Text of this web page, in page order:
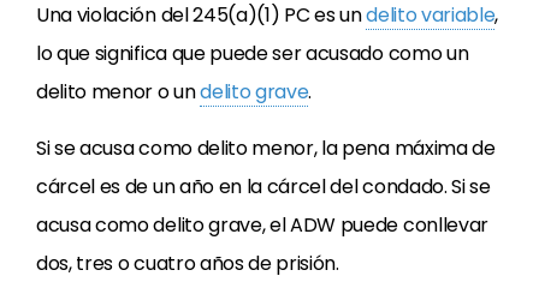
Una violación del 245(a)(1) PC es undelito variable,
lo que significa que puede ser acusado como un
delito menor o undelito grave.
Si se acusa como delito menor, la pena máxima de
cárcel es de un año en la cárcel del condado. Si se
acusa como delito grave, el ADW puede conllevar
dos, tres o cuatro años de prisión.